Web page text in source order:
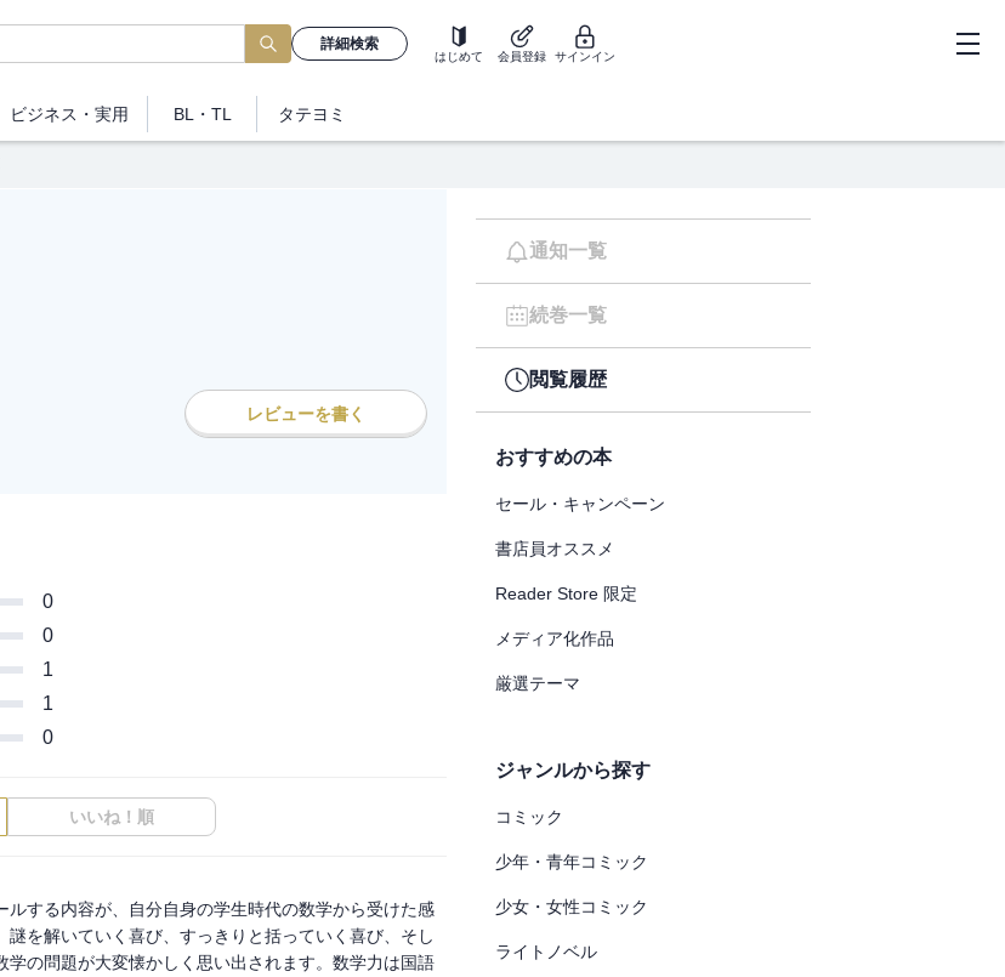
詳細検索
はじめて 会員登録 サインイン
ビジネス ・実用 BL・TL タテヨミ
レビューを書く
0
0
1
1
0
いいね！順
する内容が、自分自身の学生時代の数学から受けた感
を解いていく喜び、すっきりと括っていく喜び、そし
の問題が大変懐かしく思い出されます。数学力は国語
通知一覧
続巻一覧
閲覧履歴
おすすめの本
セール・キャンペーン
書店員オススメ
Reader Store 限定
メディア化作品
厳選テーマ
ジャンルから探す
コミック
少年・青年コミック
少女・女性コミック
ライトノベル